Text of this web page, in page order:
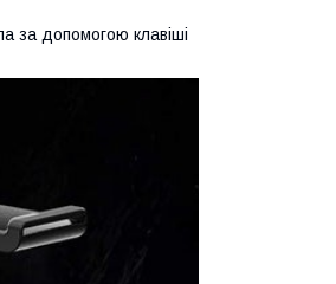
за допомогою клавіші